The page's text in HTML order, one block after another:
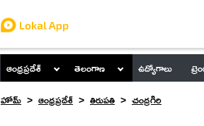
ఆంధ్రప్రదేశ్ తెలంగాణ ఉద్యోగాలు
హోమ్
ఆంధ్రప్రదేశ్ తిరుపతి చంద్రగిరి